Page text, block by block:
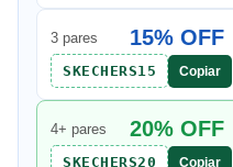
3 pares 15% OFF
SKECHERS15 Copiar
4+ pares 20% OFF
SKECHERS20 Copiar